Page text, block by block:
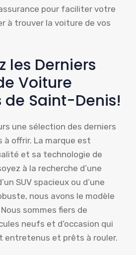
pour faciliter votre
à trouver la voiture de vos
les Derniers
Voiture
de Saint-Denis!
une sélection des derniers
à offrir. La marque est
et sa technologie de
à la recherche d’une
SUV spacieux ou d’une
nous avons le modèle
sommes fiers de
neufs et d’occasion qui
et prêts à rouler.